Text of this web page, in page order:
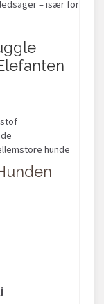
– især for
hunde